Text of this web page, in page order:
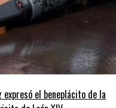
expresó el beneplácito de la